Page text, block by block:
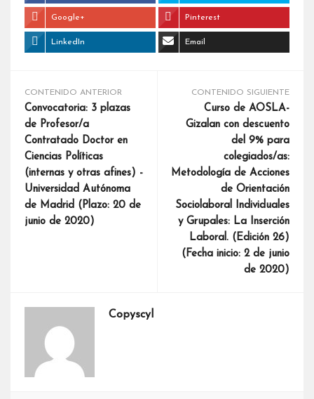
Google+ Pinterest
LinkedIn Email
CONTENIDO ANTERIOR
Convocatoria: 3 plazas
de Profesor/a
Contratado Doctor en
Ciencias Políticas
(internas y otras afines) -
Universidad Autónoma
de Madrid (Plazo: 20 de
junio de 2020)
CONTENIDO SIGUIENTE
Curso de AOSLA-
Gizalan con descuento
del 9% para
colegiados/as:
Metodología de Acciones
de Orientación
Sociolaboral Individuales
y Grupales: La Inserción
Laboral. (Edición 26)
(Fecha inicio: 2 de junio
de 2020)
Copyscyl